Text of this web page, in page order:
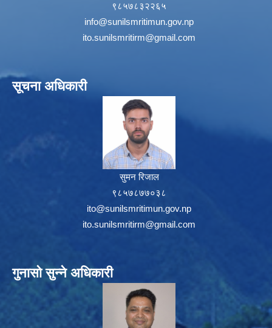
९८५७८३२२६५
info@sunilsmritimun.gov.np
ito.sunilsmritirm@gmail.com
सूचना अधिकारी
सुमन रिजाल
९८५७८७७०३८
ito@sunilsmritimun.gov.np
ito.sunilsmritirm@gmail.com
गुनासो सुन्ने अधिकारी